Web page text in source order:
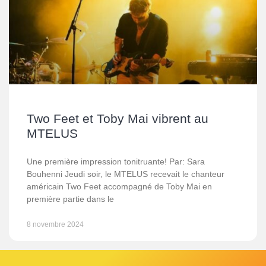
Two Feet et Toby Mai vibrent au
MTELUS
Une première impression tonitruante! Par: Sara
Bouhenni Jeudi soir, le MTELUS recevait le chanteur
américain Two Feet accompagné de Toby Mai en
première partie dans le
8 novembre 2024